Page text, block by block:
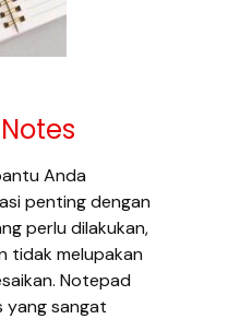
Anda
penting dengan
perlu dilakukan,
tidak melupakan
Notepad
yang sangat